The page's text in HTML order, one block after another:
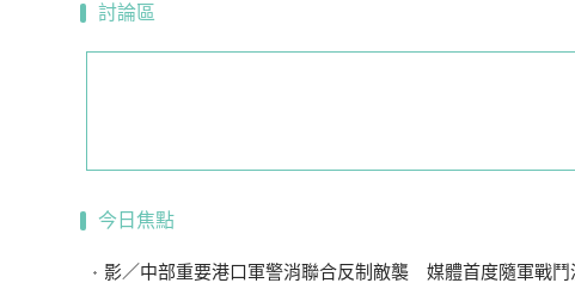
討論區
今日焦點
影／中部重要港口軍警消聯合反制敵襲 媒體首度隨軍戰鬥